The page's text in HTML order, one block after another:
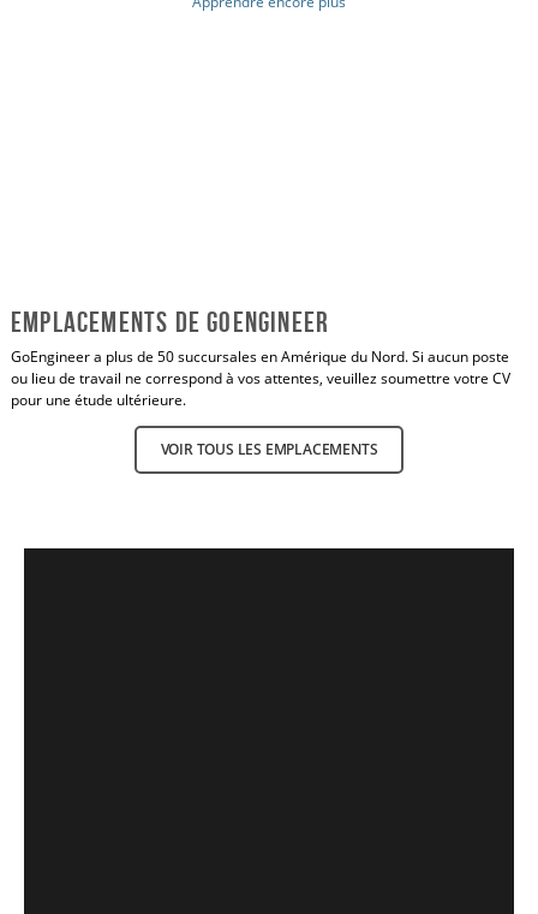
Emplacements de GoEngineer
GoEngineer a plus de 50 succursales en Amérique du Nord. Si aucun poste
ou lieu de travail ne correspond à vos attentes, veuillez soumettre votre CV
pour une étude ultérieure.
VOIR TOUS LES EMPLACEMENTS